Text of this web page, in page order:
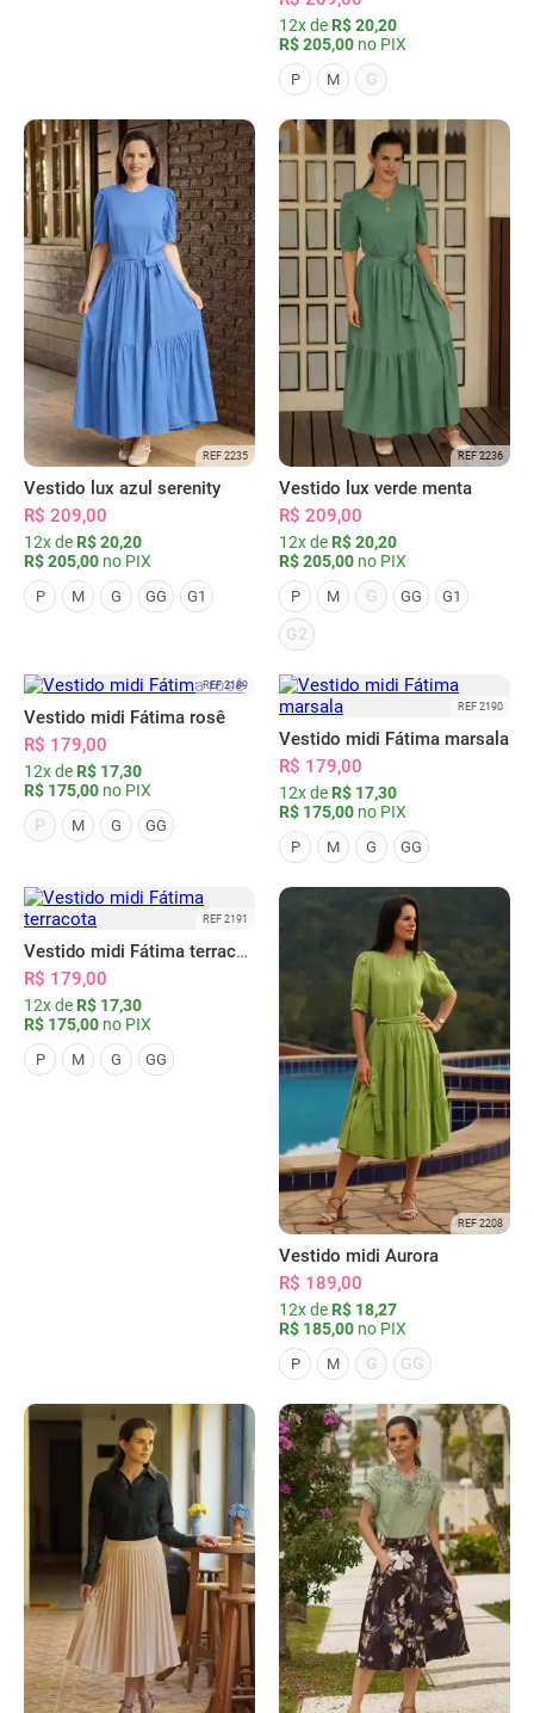
12x de R$ 20,20
R$ 205,00 no PIX
P M G
REF 2235
Vestido lux azul serenity
R$ 209,00
12x de R$ 20,20
R$ 205,00 no PIX
P M G GG G1
REF 2236
Vestido lux verde menta
R$ 209,00
12x de R$ 20,20
R$ 205,00 no PIX
P M G GG G1
G2
REF 2189
Vestido midi Fátima rosê
R$ 179,00
12x de R$ 17,30
R$ 175,00 no PIX
P
M G GG
REF 2190
Vestido midi Fátima marsala
R$ 179,00
12x de R$ 17,30
R$ 175,00 no PIX
P M G GG
REF 2191
Vestido midi Fátima terracota
R$ 179,00
12x de R$ 17,30
R$ 175,00 no PIX
P M G GG
REF 2208
Vestido midi Aurora
R$ 189,00
12x de R$ 18,27
R$ 185,00 no PIX
P M G GG